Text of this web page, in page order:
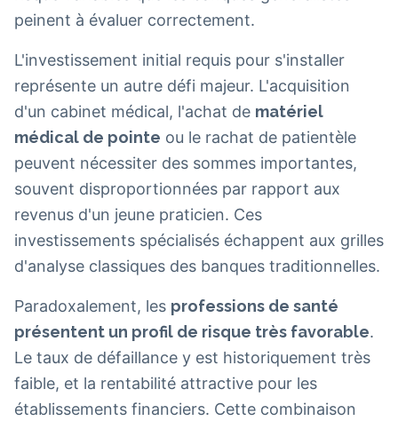
peinent à évaluer correctement.
L'investissement initial requis pour s'installer
représente un autre défi majeur. L'acquisition
d'un cabinet médical, l'achat de matériel
médical de pointe ou le rachat de patientèle
peuvent nécessiter des sommes importantes,
souvent disproportionnées par rapport aux
revenus d'un jeune praticien. Ces
investissements spécialisés échappent aux grilles
d'analyse classiques des banques traditionnelles.
Paradoxalement, les professions de santé
présentent un profil de risque très favorable.
Le taux de défaillance y est historiquement très
faible, et la rentabilité attractive pour les
établissements financiers. Cette combinaison